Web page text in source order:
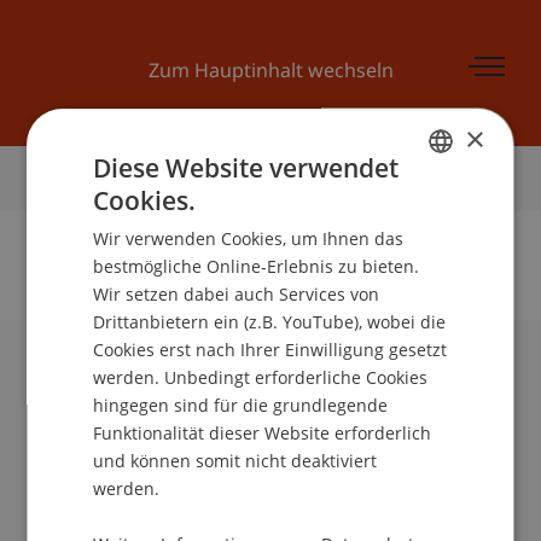
Zum Hauptinhalt wechseln
Startseite
Keine Daten zu dieser Person gefunden
Universität Liechtenstein
Fürst-Franz-Josef-Strasse
9490 Vaduz
Liechtenstein
info@uni.li
×
Diese Website verwendet
Cookies.
Wir verwenden Cookies, um Ihnen das
bestmögliche Online-Erlebnis zu bieten.
Wir setzen dabei auch Services von
Drittanbietern ein (z.B. YouTube), wobei die
Cookies erst nach Ihrer Einwilligung gesetzt
werden. Unbedingt erforderliche Cookies
hingegen sind für die grundlegende
Funktionalität dieser Website erforderlich
und können somit nicht deaktiviert
werden.